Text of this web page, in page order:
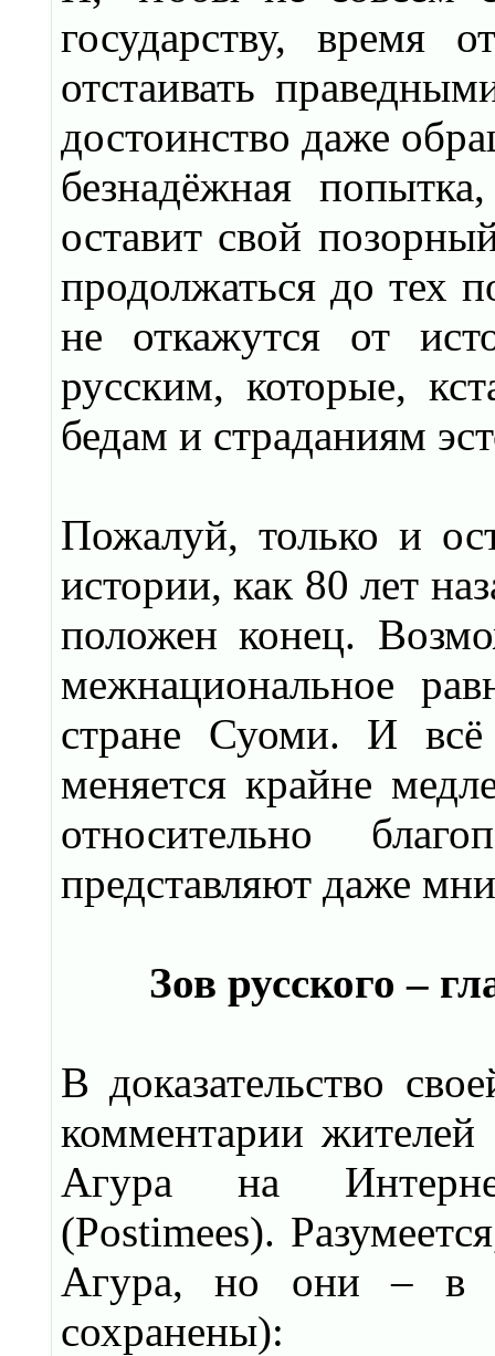
государству, время
отстаивать
достоинство даже
безнадёжная
оставит свой
продолжаться до тех
не откажутся от
русским, которые,
бедам и страданиям
Пожалуй, только и
истории, как 80 лет
положен конец.
межнациональное
стране Суоми. И всё
меняется крайне
относительно
представляют даже
Зов русского –
В доказательство
комментарии
Агура на
(Postimees).
Агура, но они – в
сохранены):